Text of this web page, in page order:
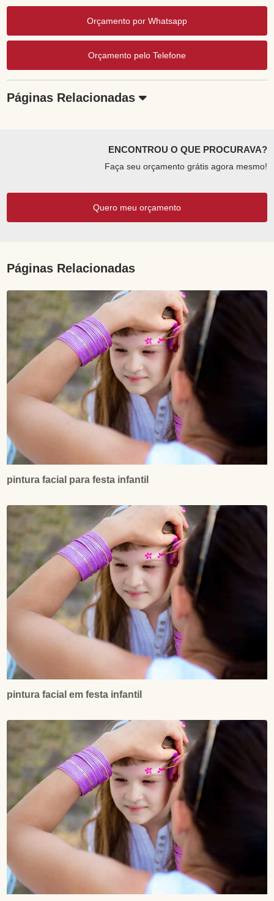
Orçamento por Whatsapp
Orçamento pelo Telefone
Páginas Relacionadas
ENCONTROU O QUE PROCURAVA?
Faça seu orçamento grátis agora mesmo!
Quero meu orçamento
Páginas Relacionadas
pintura facial para festa infantil
pintura facial em festa infantil